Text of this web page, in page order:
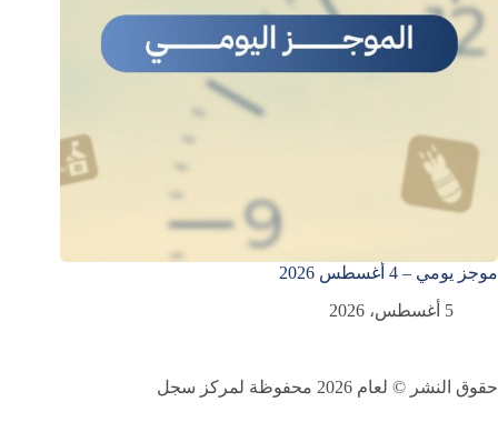
موجز يومي – 4 أغسطس 2026
5 أغسطس، 2026
حقوق النشر © لعام 2026 محفوظة لمركز سجل